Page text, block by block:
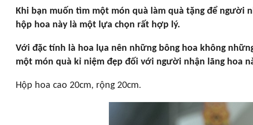
Khi bạn muốn tìm một món quà làm quà tặng để người
hộp hoa này là một lựa chọn rất hợp lý.
Với đặc tính là hoa lụa nên những bông hoa không
một món quà kỉ niệm đẹp đối với người nhận lãng hoa
Hộp hoa cao 20cm, rộng 20cm.